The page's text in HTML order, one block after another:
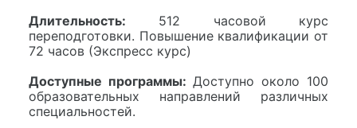
Длительность: 512 часовой курс
переподготовки. Повышение квалификации от
72 часов (Экспресс курс)
Доступные программы: Доступно около 100
образовательных направлений различных
специальностей.